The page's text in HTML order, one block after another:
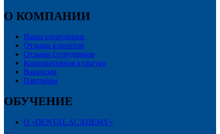
О КОМПАНИИ
Наши сотрудники
Отзывы клиентов
Отзывы сотрудников
Корпоративная культура
Вакансии
Партнёры
ОБУЧЕНИЕ
О «DENTAL ACADEMY»